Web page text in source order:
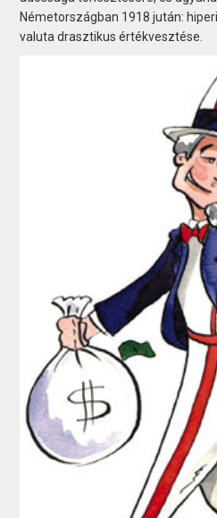
Németországban 1918 jután:
valuta drasztikus értékvesztése.